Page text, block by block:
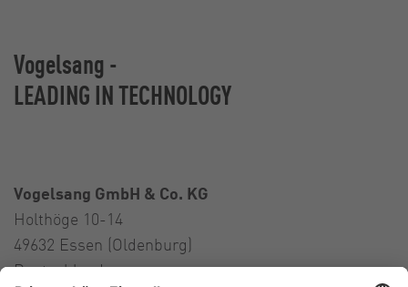
Vogelsang -
LEADING IN TECHNOLOGY
Vogelsang GmbH & Co. KG
Holthöge 10-14
49632 Essen (Oldenburg)
Deutschland